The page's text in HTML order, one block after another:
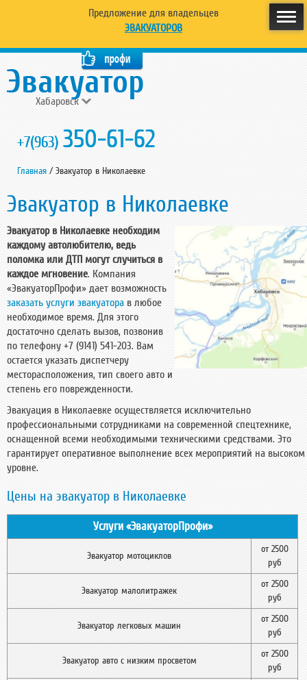
Предложение для владельцев
ЭВАКУАТОРОВ
Хабаровск
+7(963) 350-61-62
Главная /Эвакуатор в Николаевке
Эвакуатор в Николаевке
Эвакуатор в Николаевке необходим
каждому автолюбителю, ведь
поломка или ДТП могут случиться в
каждое мгновение. Компания
«ЭвакуаторПрофи» дает возможность
заказать услуги эвакуатора в любое
необходимое время. Для этого
достаточно сделать вызов, позвонив
по телефону +7 (9141) 541-203. Вам
остается указать диспетчеру
месторасположения, тип своего авто и
степень его поврежденности.
Эвакуация в Николаевке осуществляется исключительно
профессиональными сотрудниками на современной спецтехнике,
оснащенной всеми необходимыми техническими средствами. Это
гарантирует оперативное выполнение всех мероприятий на высоком
уровне.
Цены на эвакуатор в Николаевке
Услуги «ЭвакуаторПрофи»
Эвакуатор мотоциклов
от 2500
руб
Эвакуатор малолитражек
от 2500
руб
Эвакуатор легковых машин
от 2500
руб
Эвакуатор авто с низким просветом
от 2500
руб